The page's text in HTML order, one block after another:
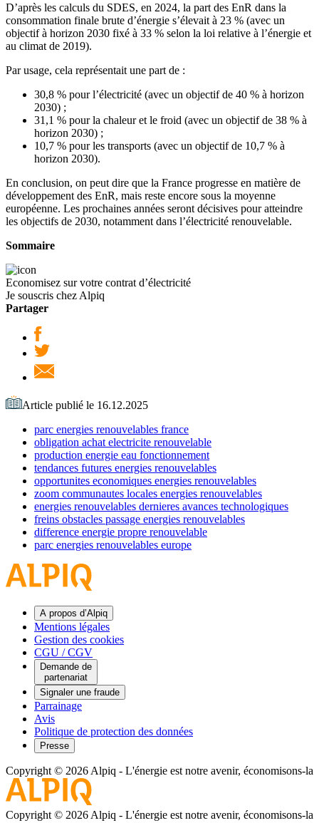
D’après les calculs du SDES, en 2024, la part des EnR dans la
consommation finale brute d’énergie s’élevait à 23 % (avec un
objectif à horizon 2030 fixé à 33 % selon la loi relative à l’énergie et
au climat de 2019).
Par usage, cela représentait une part de :
30,8 % pour l’électricité (avec un objectif de 40 % à horizon
2030) ;
31,1 % pour la chaleur et le froid (avec un objectif de 38 % à
horizon 2030) ;
10,7 % pour les transports (avec un objectif de 10,7 % à
horizon 2030).
En conclusion, on peut dire que la France progresse en matière de
développement des EnR, mais reste encore sous la moyenne
européenne. Les prochaines années seront décisives pour atteindre
les objectifs de 2030, notamment dans l’électricité renouvelable.
Sommaire
Economisez sur votre contrat d’électricité
Je souscris chez Alpiq
Partager
Article publié le 16.12.2025
parc energies renouvelables france
obligation achat electricite renouvelable
production energie eau fonctionnement
tendances futures energies renouvelables
opportunites economiques energies renouvelables
zoom communautes locales energies renouvelables
energies renouvelables dernieres avances technologiques
freins obstacles passage energies renouvelables
difference energie propre renouvelable
parc energies renouvelables europe
A propos d’Alpiq
Mentions légales
Gestion des cookies
CGU / CGV
Demande de
partenariat
Signaler une fraude
Parrainage
Avis
Politique de protection des données
Presse
Copyright © 2026 Alpiq - L'énergie est notre avenir, économisons-la
Copyright © 2026 Alpiq - L'énergie est notre avenir, économisons-la